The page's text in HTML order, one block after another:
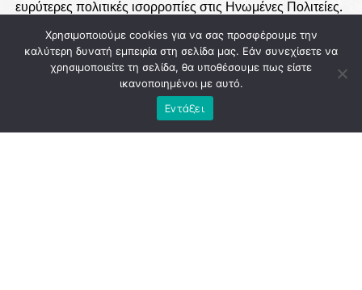
Χρησιμοποιούμε cookies για να σας προσφέρουμε την
καλύτερη δυνατή εμπειρία στη σελίδα μας. Εάν συνεχίσετε να
χρησιμοποιείτε τη σελίδα, θα υποθέσουμε πως είστε
ικανοποιημένοι με αυτό.
Εντάξει